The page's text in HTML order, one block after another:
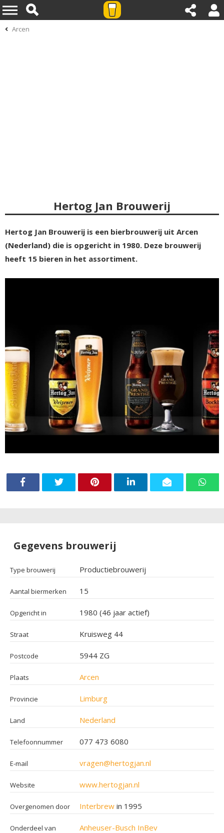
Arcen
Hertog Jan Brouwerij
Hertog Jan Brouwerij is een bierbrouwerij uit Arcen
(Nederland) die is opgericht in 1980. Deze brouwerij
heeft 15 bieren in het assortiment.
Gegevens brouwerij
Type brouwerij Productiebrouwerij
Aantal biermerken 15
Opgericht in 1980 (46 jaar actief)
Straat Kruisweg 44
Postcode 5944 ZG
Plaats Arcen
Provincie Limburg
Land Nederland
Telefoonnummer 077 473 6080
E-mail vragen@hertogjan.nl
Website www.hertogjan.nl
Overgenomen door Interbrew in 1995
Onderdeel van Anheuser-Busch InBev